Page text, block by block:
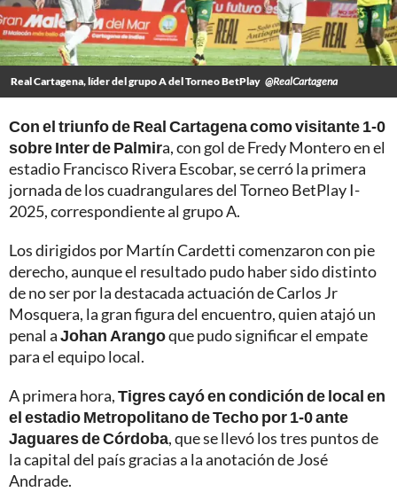
Real Cartagena, líder del grupo A del Torneo BetPlay @RealCartagena
Con el triunfo de Real Cartagena como visitante 1-0
sobre Inter de Palmira, con gol de Fredy Montero en el
estadio Francisco Rivera Escobar, se cerró la primera
jornada de los cuadrangulares del Torneo BetPlay I-
2025, correspondiente al grupo A.
Los dirigidos por Martín Cardetti comenzaron con pie
derecho, aunque el resultado pudo haber sido distinto
de no ser por la destacada actuación de Carlos Jr
Mosquera, la gran figura del encuentro, quien atajó un
penal aJohan Arangoque pudo significar el empate
para el equipo local.
A primera hora,Tigres cayó en condición de local en
el estadio Metropolitano de Techo por 1-0 ante
Jaguares de Córdoba, que se llevó los tres puntos de
la capital del país gracias a la anotación de José
Andrade.